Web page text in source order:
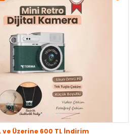
ve Üzerine 600 TL İndirim